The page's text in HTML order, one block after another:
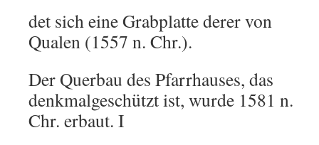
det sich eine Grabplatte derer von
Qualen (1557 n. Chr.).
Der Querbau des Pfarrhauses, das
denkmalgeschützt ist, wurde 1581 n.
Chr. erbaut. I